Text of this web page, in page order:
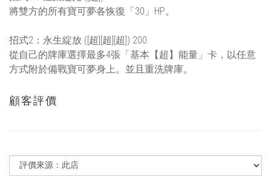
將雙方的所有寶可夢各恢復「30」HP。
招式2：永生綻放 ([超][超][超]) 200
從自己的牌庫選擇最多4張「基本【超】能量」卡，以任意
方式附於備戰寶可夢身上。並且重洗牌庫。
顧客評價